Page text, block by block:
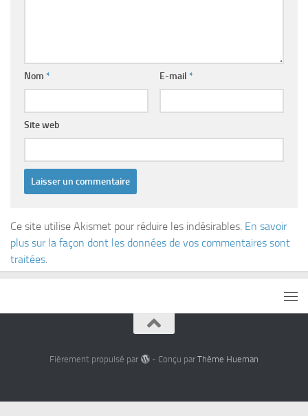
Nom * E-mail *
Site web
Ce site utilise Akismet pour réduire les indésirables. En savoir
plus sur la façon dont les données de vos commentaires sont
traitées
Fièrement propulsé par - Conçu par Thème Hueman